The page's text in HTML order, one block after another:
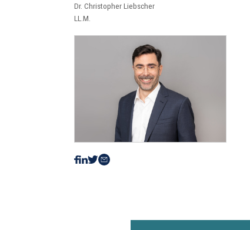
Dr. Christopher Liebscher
LL.M.